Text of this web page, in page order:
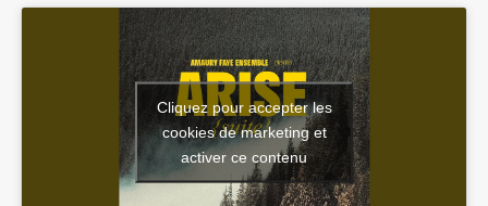
Cliquez pour accepter les
cookies de marketing et
activer ce contenu